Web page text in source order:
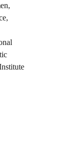
,
,